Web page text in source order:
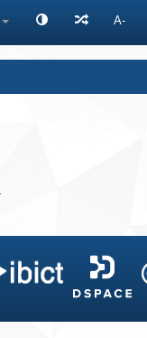
A-